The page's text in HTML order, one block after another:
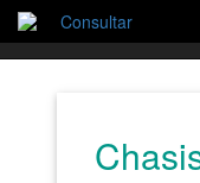
Consultar